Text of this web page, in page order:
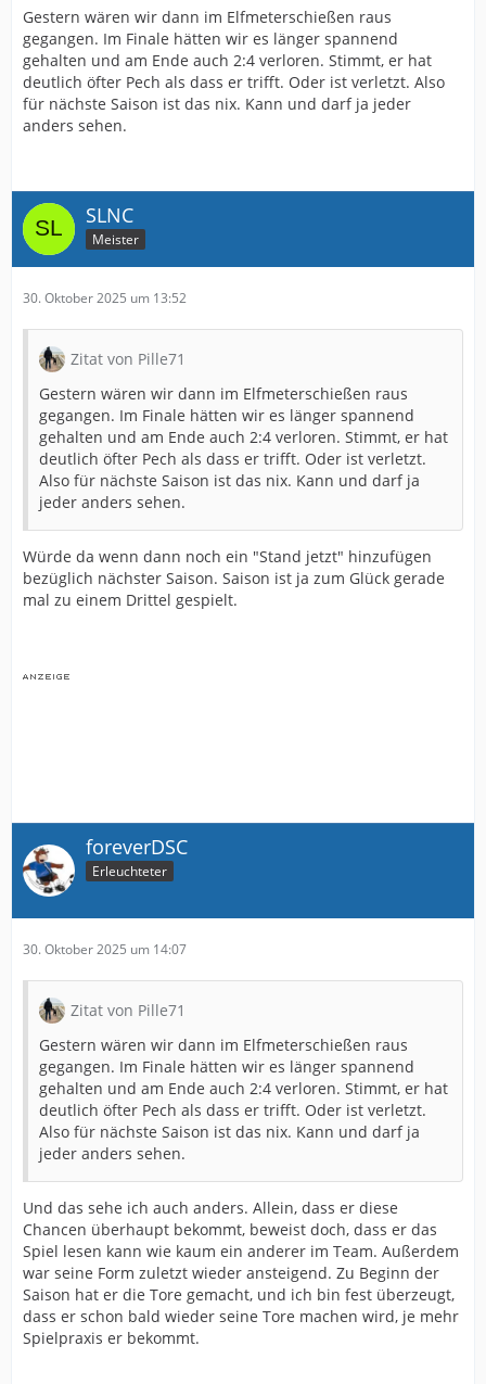
Gestern wären wir dann im Elfmeterschießen raus
gegangen. Im Finale hätten wir es länger spannend
gehalten und am Ende auch 2:4 verloren. Stimmt, er hat
deutlich öfter Pech als dass er trifft. Oder ist verletzt. Also
für nächste Saison ist das nix. Kann und darf ja jeder
anders sehen.
SLNC
Meister
30. Oktober 2025 um 13:52
Zitat von Pille71
Gestern wären wir dann im Elfmeterschießen raus
gegangen. Im Finale hätten wir es länger spannend
gehalten und am Ende auch 2:4 verloren. Stimmt, er hat
deutlich öfter Pech als dass er trifft. Oder ist verletzt.
Also für nächste Saison ist das nix. Kann und darf ja
jeder anders sehen.
Würde da wenn dann noch ein "Stand jetzt" hinzufügen
bezüglich nächster Saison. Saison ist ja zum Glück gerade
mal zu einem Drittel gespielt.
foreverDSC
Erleuchteter
30. Oktober 2025 um 14:07
Zitat von Pille71
Gestern wären wir dann im Elfmeterschießen raus
gegangen. Im Finale hätten wir es länger spannend
gehalten und am Ende auch 2:4 verloren. Stimmt, er hat
deutlich öfter Pech als dass er trifft. Oder ist verletzt.
Also für nächste Saison ist das nix. Kann und darf ja
jeder anders sehen.
Und das sehe ich auch anders. Allein, dass er diese
Chancen überhaupt bekommt, beweist doch, dass er das
Spiel lesen kann wie kaum ein anderer im Team. Außerdem
war seine Form zuletzt wieder ansteigend. Zu Beginn der
Saison hat er die Tore gemacht, und ich bin fest überzeugt,
dass er schon bald wieder seine Tore machen wird, je mehr
Spielpraxis er bekommt.